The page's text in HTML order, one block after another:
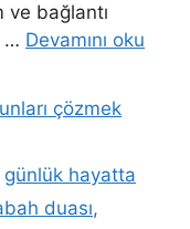
ve bağlantı
… Devamını oku
çözmek
günlük hayatta
duası,